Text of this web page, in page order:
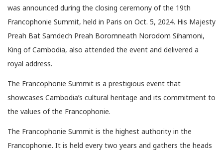
was announced during the closing ceremony of the 19th
Francophonie Summit, held in Paris on Oct. 5, 2024. His Majesty
Preah Bat Samdech Preah Boromneath Norodom Sihamoni,
King of Cambodia, also attended the event and delivered a
royal address.
The Francophonie Summit is a prestigious event that
showcases Cambodia’s cultural heritage and its commitment to
the values of the Francophonie.
The Francophonie Summit is the highest authority in the
Francophonie. It is held every two years and gathers the heads